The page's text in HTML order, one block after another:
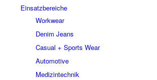
Einsatzbereiche
Workwear
Denim Jeans
Casual + Sports Wear
Automotive
Medizintechnik